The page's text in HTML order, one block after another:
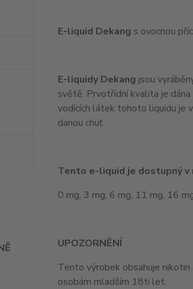
E-liquid Dekang s ovocnou
E-liquidy Dekang jsou
světě. Prvotřídní kvalita je dána
vodících látek tohoto liquidu je
danou chuť.
Tento e-liquid je dostupný v
0 mg, 3 mg, 6 mg, 11 mg, 16
UPOZORNĚNÍ
Tento výrobek obsahuje
osobám mladším 18ti let.